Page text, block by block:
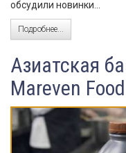
обсудили новинки...
Подробнее...
Азиатская
Mareven Food